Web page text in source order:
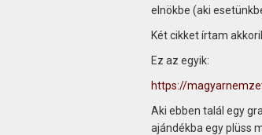
elnökbe (aki
Két cikket írtam
Ez az egyik:
https://
Aki ebben talál egy
ajándékba egy plüss